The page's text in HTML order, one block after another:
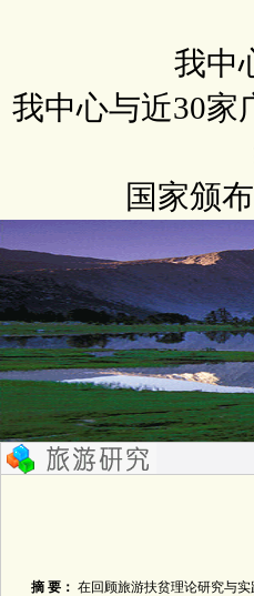
我中
我中心与近30家
国家颁
摘 要： 在回顾旅游扶贫理论研究与